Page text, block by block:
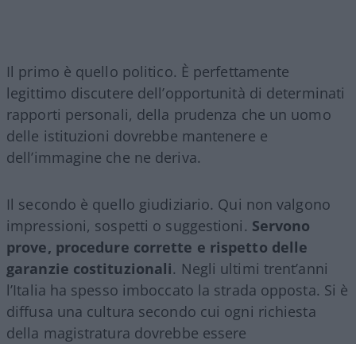
Il primo è quello politico. È perfettamente
legittimo discutere dell’opportunità di determinati
rapporti personali, della prudenza che un uomo
delle istituzioni dovrebbe mantenere e
dell’immagine che ne deriva.
Il secondo è quello giudiziario. Qui non valgono
impressioni, sospetti o suggestioni. Servono
prove, procedure corrette e rispetto delle
garanzie costituzionali. Negli ultimi trent’anni
l’Italia ha spesso imboccato la strada opposta. Si è
diffusa una cultura secondo cui ogni richiesta
della magistratura dovrebbe essere